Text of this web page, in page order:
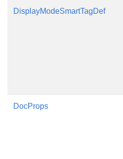
DisplayModeSmartTagDef
DocProps